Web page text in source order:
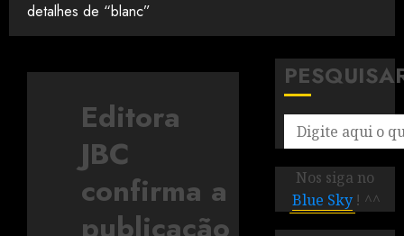
detalhes de “blanc”
Editora
JBC
confirma a
Nos siga no
Blue Sky ! ^^